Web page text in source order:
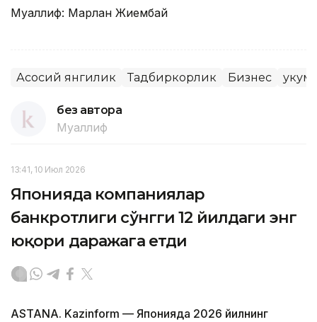
Муаллиф: Марлан Жиембай
Асосий янгилик Тадбиркорлик Бизнес
без автора
Муаллиф
13:41, 10 Июл 2026
Японияда компаниялар
банкротлиги сўнгги 12 йилдаги энг
юқори даражага етди
ASTANA. Kazinform — Японияда 2026 йилнинг